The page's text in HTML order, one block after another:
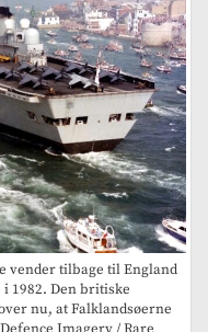
vender tilbage til England
1982. Den britiske
nu, at Falklandsøerne